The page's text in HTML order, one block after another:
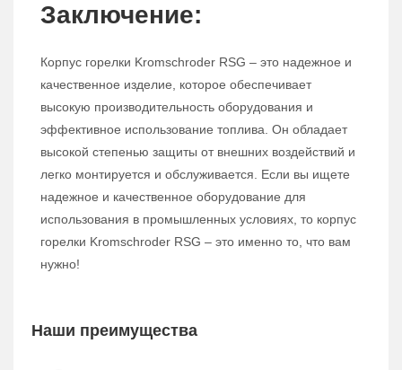
Заключение:
Корпус горелки Kromschroder RSG – это надежное и
качественное изделие, которое обеспечивает
высокую производительность оборудования и
эффективное использование топлива. Он обладает
высокой степенью защиты от внешних воздействий и
легко монтируется и обслуживается. Если вы ищете
надежное и качественное оборудование для
использования в промышленных условиях, то корпус
горелки Kromschroder RSG – это именно то, что вам
нужно!
Наши преимущества